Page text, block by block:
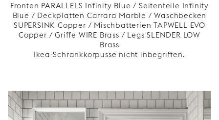
Fronten PARALLELS Infinity Blue / Seitenteile Infinity
Blue / Deckplatten Carrara Marble / Waschbecken
SUPERSINK Copper / Mischbatterien TAPWELL EVO
Copper / Griffe WIRE Brass / Legs SLENDER LOW
Brass
Ikea-Schrankkorpusse nicht inbegriffen.